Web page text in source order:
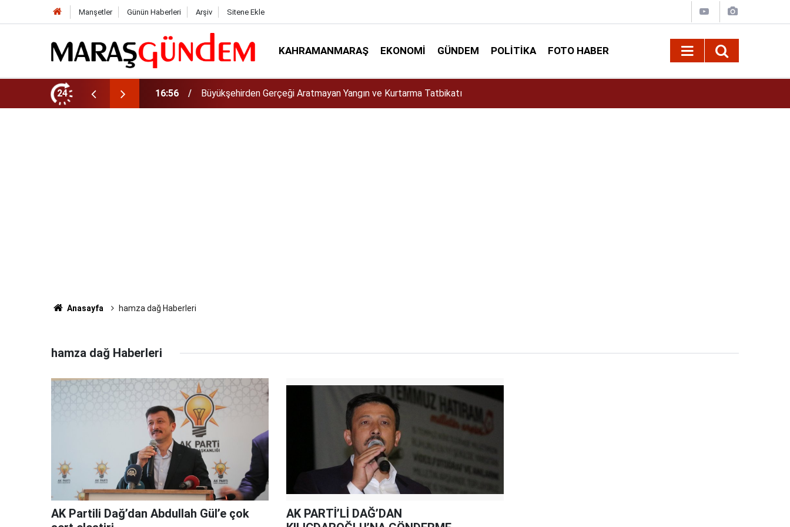
Manşetler Günün Haberleri Arşiv Sitene Ekle
KAHRAMANMARAŞ EKONOMI GÜNDEM POLITIKA FOTO HABER
24
dönemin ön kayıtları başladı! 16:56 Büyükşehirden Gerçeği Aratmayan Yangın ve Kurtarma Tatbikatı
Anasayfa hamza dağ Haberleri
hamza dağ Haberleri
AK Partili Dağ’dan Abdullah Gül’e çok
AK PARTİ’Lİ DAĞ’DAN